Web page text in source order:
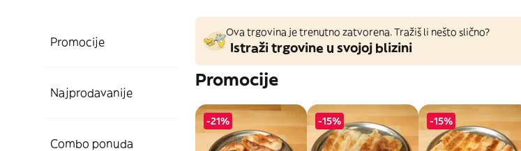
Promocije
Najprodavanije
Combo ponuda
Ova trgovina je trenutno zatvorena. Tražiš li nešto slično?
Istraži trgovine u svojoj blizini
Promocije
-21% -15% -15%